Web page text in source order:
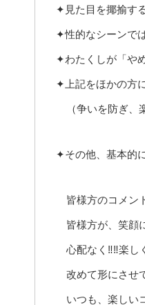
✦見た目を揶揄す
✦性的なシーンで
✦わたくしが「や
✦上記をほかの方
（争いを防ぎ、
✦その他、基本的
皆様方のコメン
皆様方が、笑顔
心配なく‼️‼️楽し
改めて形にさせ
いつも、楽しい